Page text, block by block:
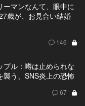
ーマンなんて、眼中に
歳が、お見合い結婚
146
プル：噂は止められな
う、SNS炎上の恐怖
67